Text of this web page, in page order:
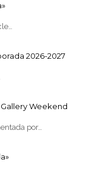
2026-2027
Weekend
por…